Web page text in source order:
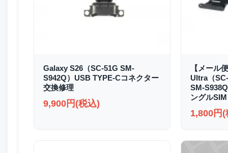
Galaxy S26（SC-51G SM-
S942Q）USB TYPE-Cコネクター
交換修理
9,900円(税込)
【メール
Ultra（
SM-
ングル
1,800円(